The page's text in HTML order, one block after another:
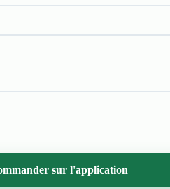
sur l'application